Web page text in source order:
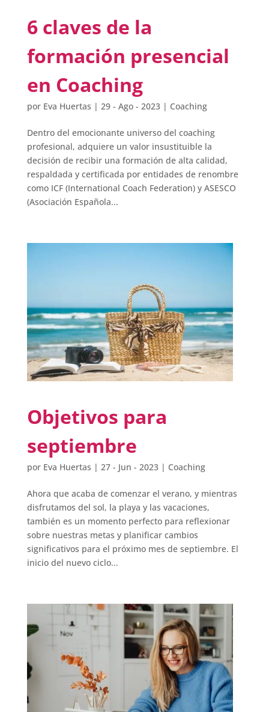
6 claves de la
formación presencial
en Coaching
por Eva Huertas | 29 - Ago - 2023| Coaching
Dentro del emocionante universo del coaching
profesional, adquiere un valor insustituible la
decisión de recibir una formación de alta calidad,
respaldada y certificada por entidades de renombre
como ICF (International Coach Federation) y ASESCO
(Asociación Española...
Objetivos para
septiembre
por Eva Huertas | 27 - Jun - 2023| Coaching
Ahora que acaba de comenzar el verano, y mientras
disfrutamos del sol, la playa y las vacaciones,
también es un momento perfecto para reflexionar
sobre nuestras metas y planificar cambios
significativos para el próximo mes de septiembre. El
inicio del nuevo ciclo...